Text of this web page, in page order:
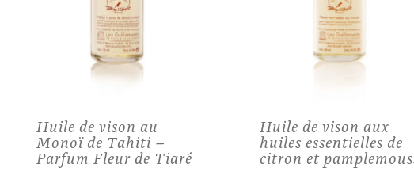
Huile de vison au
Monoï de Tahiti –
Parfum Fleur de Tiaré
Huile de vison aux
huiles essentielles de
citron et